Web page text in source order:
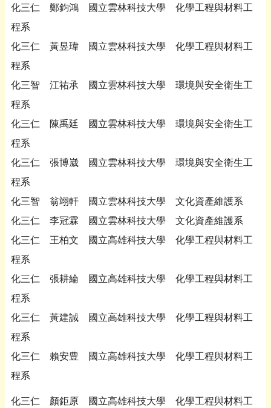
化三仁 鄭鈞鴻 國立雲林科技大學 化學工程與材料工
程系
化三仁 黃昱瑋 國立雲林科技大學 化學工程與材料工
程系
化三智 江祐承 國立雲林科技大學 環境與安全衛生工
程系
化三仁 陳禹廷 國立雲林科技大學 環境與安全衛生工
程系
化三仁 張博崴 國立雲林科技大學 環境與安全衛生工
程系
化三智 翁翊軒 國立雲林科技大學 文化資產維護系
化三仁 李冠霖 國立雲林科技大學 文化資產維護系
化三仁 王柏文 國立高雄科技大學 化學工程與材料工
程系
化三仁 張耕綸 國立高雄科技大學 化學工程與材料工
程系
化三仁 黃建誠 國立高雄科技大學 化學工程與材料工
程系
化三仁 賴安豊 國立高雄科技大學 化學工程與材料工
程系
化三仁 顏鉅原 國立高雄科技大學 化學工程與材料工